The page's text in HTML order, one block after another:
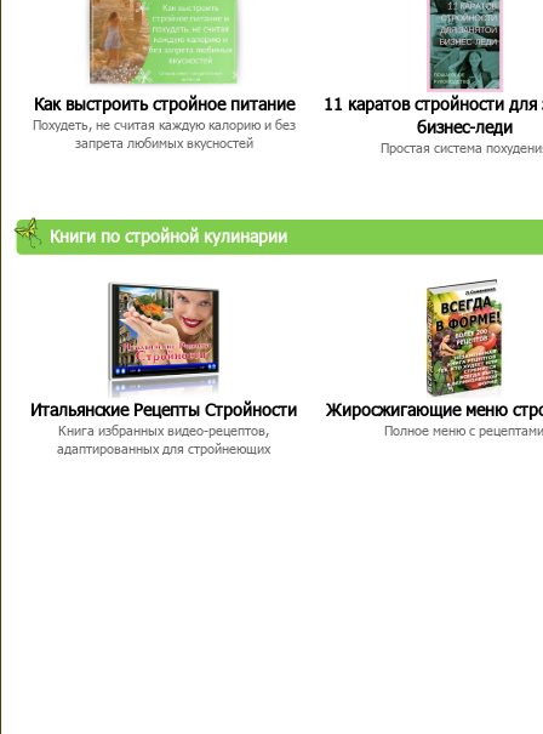
Как выстроить стройное питание
Похудеть, не считая каждую калорию и без
запрета любимых вкусностей
11 каратов стройности для
бизнес-леди
Простая система
Книги по стройной кулинарии
Итальянские Рецепты Стройности
Книга избранных видео-рецептов,
адаптированных для стройнеющих
Жиросжигающие меню
Полное меню с рецептами